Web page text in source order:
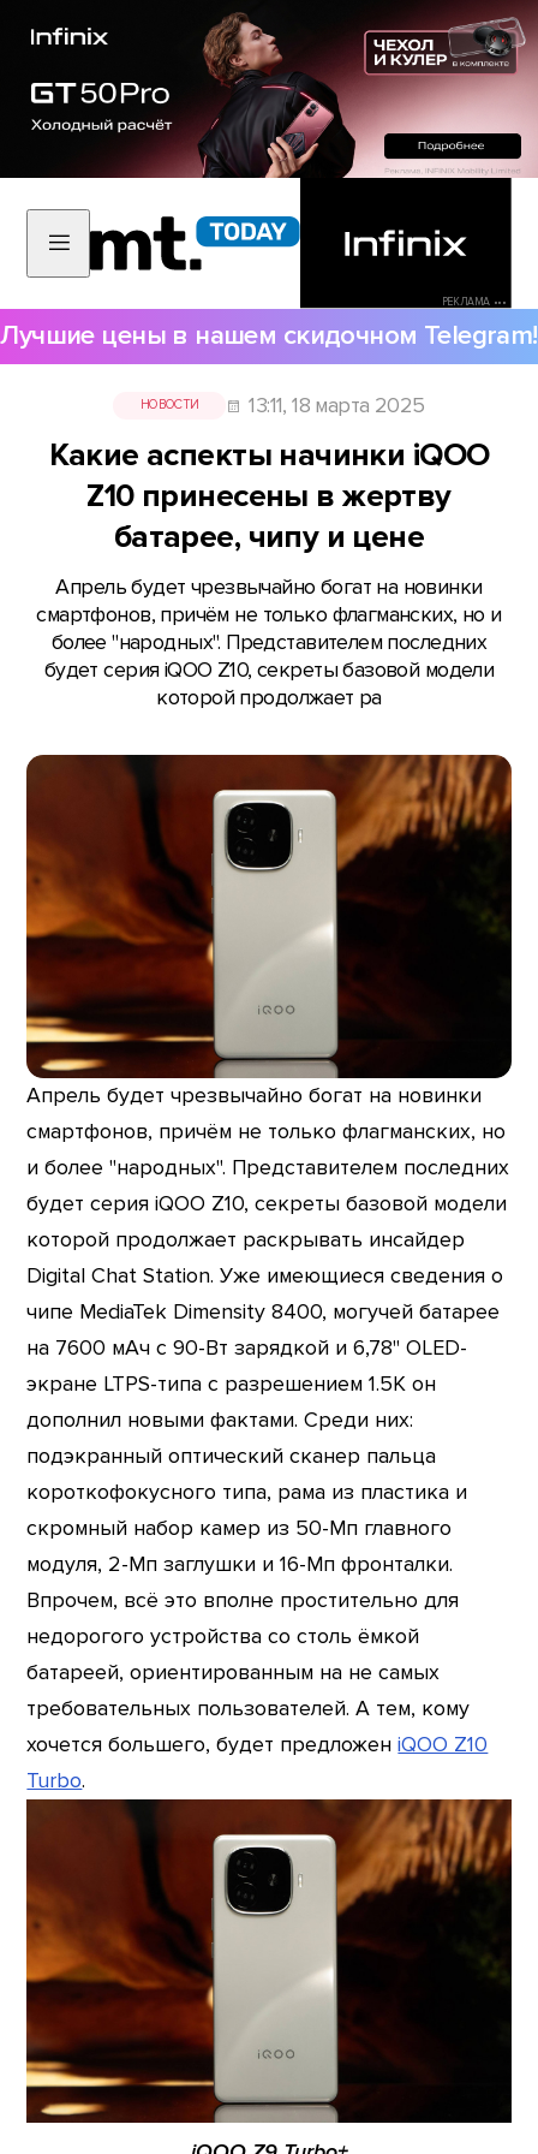
РЕКЛАМА •••
Лучшие цены в нашем скидочном Telegram!
НОВОСТИ 13:11, 18 марта 2025
Какие аспекты начинки iQOO
Z10 принесены в жертву
батарее, чипу и цене
Апрель будет чрезвычайно богат на новинки
смартфонов, причём не только флагманских, но и
более "народных". Представителем последних
будет серия iQOO Z10, секреты базовой модели
которой продолжает ра
Апрель будет чрезвычайно богат на новинки
смартфонов, причём не только флагманских, но
и более "народных". Представителем последних
будет серия iQOO Z10, секреты базовой модели
которой продолжает раскрывать инсайдер
Digital Chat Station. Уже имеющиеся сведения о
чипе MediaTek Dimensity 8400, могучей батарее
на 7600 мАч с 90-Вт зарядкой и 6,78" OLED-
экране LTPS-типа с разрешением 1.5K он
дополнил новыми фактами. Среди них:
подэкранный оптический сканер пальца
короткофокусного типа, рама из пластика и
скромный набор камер из 50-Мп главного
модуля, 2-Мп заглушки и 16-Мп фронталки.
Впрочем, всё это вполне простительно для
недорогого устройства со столь ёмкой
батареей, ориентированным на не самых
требовательных пользователей. А тем, кому
хочется большего, будет предложенiQOO Z10
Turbo.